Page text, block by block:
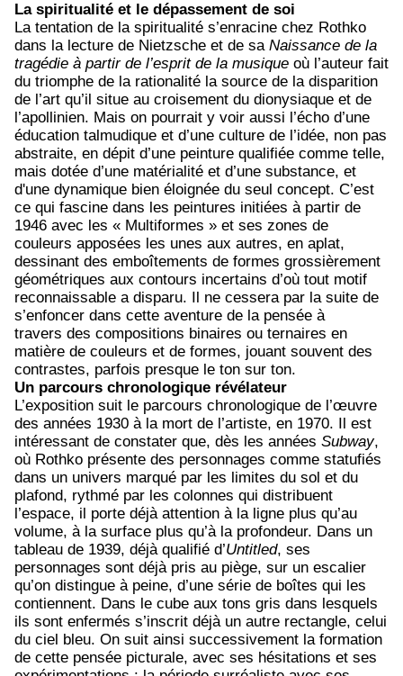
La spiritualité et le dépassement de soi
La tentation de la spiritualité s’enracine chez Rothko
dans la lecture de Nietzsche et de sa Naissance de la
tragédie à partir de l’esprit de la musique où l’auteur fait
du triomphe de la rationalité la source de la disparition
de l’art qu’il situe au croisement du dionysiaque et de
l’apollinien. Mais on pourrait y voir aussi l’écho d’une
éducation talmudique et d’une culture de l’idée, non pas
abstraite, en dépit d’une peinture qualifiée comme telle,
mais dotée d’une matérialité et d’une substance, et
d'une dynamique bien éloignée du seul concept. C’est
ce qui fascine dans les peintures initiées à partir de
1946 avec les « Multiformes » et ses zones de
couleurs apposées les unes aux autres, en aplat,
dessinant des emboîtements de formes grossièrement
géométriques aux contours incertains d’où tout motif
reconnaissable a disparu. Il ne cessera par la suite de
s’enfoncer dans cette aventure de la pensée à
travers des compositions binaires ou ternaires en
matière de couleurs et de formes, jouant souvent des
contrastes, parfois presque le ton sur ton.
Un parcours chronologique révélateur
L’exposition suit le parcours chronologique de l’œuvre
des années 1930 à la mort de l’artiste, en 1970. Il est
intéressant de constater que, dès les années Subway,
où Rothko présente des personnages comme statufiés
dans un univers marqué par les limites du sol et du
plafond, rythmé par les colonnes qui distribuent
l’espace, il porte déjà attention à la ligne plus qu’au
volume, à la surface plus qu’à la profondeur. Dans un
tableau de 1939, déjà qualifié d’Untitled, ses
personnages sont déjà pris au piège, sur un escalier
qu’on distingue à peine, d’une série de boîtes qui les
contiennent. Dans le cube aux tons gris dans lesquels
ils sont enfermés s’inscrit déjà un autre rectangle, celui
du ciel bleu. On suit ainsi successivement la formation
de cette pensée picturale, avec ses hésitations et ses